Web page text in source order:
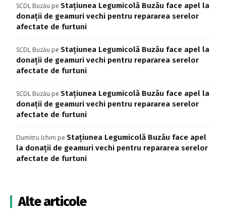
SCDL Buzău pe Stațiunea Legumicolă Buzău face apel la
donații de geamuri vechi pentru repararea serelor
afectate de furtuni
SCDL Buzău pe Stațiunea Legumicolă Buzău face apel la
donații de geamuri vechi pentru repararea serelor
afectate de furtuni
SCDL Buzău pe Stațiunea Legumicolă Buzău face apel la
donații de geamuri vechi pentru repararea serelor
afectate de furtuni
Dumitru Ichim pe Stațiunea Legumicolă Buzău face apel
la donații de geamuri vechi pentru repararea serelor
afectate de furtuni
Alte articole